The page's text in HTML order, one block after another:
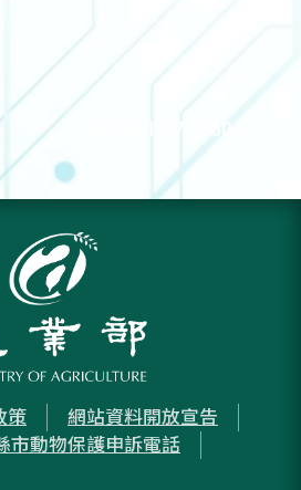
94-04-11:75,260
策
網站資料開放宣告
市動物保護申訴電話